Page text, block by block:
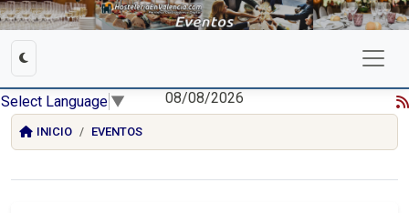
Select Language ▼ 08/08/2026
INICIO EVENTOS